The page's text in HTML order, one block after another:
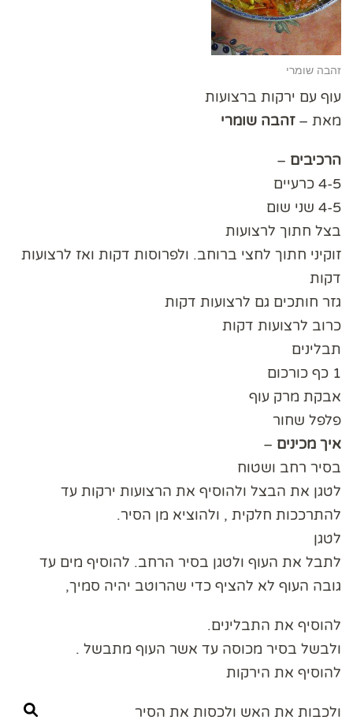
זהבה שומרי
עוף עם ירקות ברצועות
מאת –זהבה שומרי
הרכיבים –
4-5 כרעיים
4-5 שני שום
בצל חתוך לרצועות
זוקיני חתוך לחצי ברוחב. ולפרוסות דקות ואז לרצועות
דקות
גזר חותכים גם לרצועות דקות
כרוב לרצועות דקות
תבלינים
1 כף כורכום
אבקת מרק עוף
פלפל שחור
איך מכינים –
בסיר רחב ושטוח
לטגן את הבצל ולהוסיף את הרצועות ירקות עד
להתרככות חלקית , ולהוציא מן הסיר.
לטגן
לתבל את העוף ולטגן בסיר הרחב. להוסיף מים עד
גובה העוף לא להציף כדי שהרוטב יהיה סמיך,
להוסיף את התבלינים.
ולבשל בסיר מכוסה עד אשר העוף מתבשל .
להוסיף את הירקות
ולכבות את האש ולכסות את הסיר